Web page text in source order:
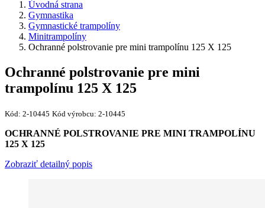
Úvodná strana
Gymnastika
Gymnastické trampolíny
Minitrampolíny
Ochranné polstrovanie pre mini trampolínu 125 X 125
Ochranné polstrovanie pre mini
trampolínu 125 X 125
Kód: 2-10445 Kód výrobcu: 2-10445
OCHRANNÉ POLSTROVANIE PRE MINI TRAMPOLÍNU
125 X 125
Zobraziť detailný popis